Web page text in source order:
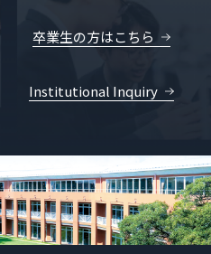
卒業生の方はこちら
Institutional Inquiry